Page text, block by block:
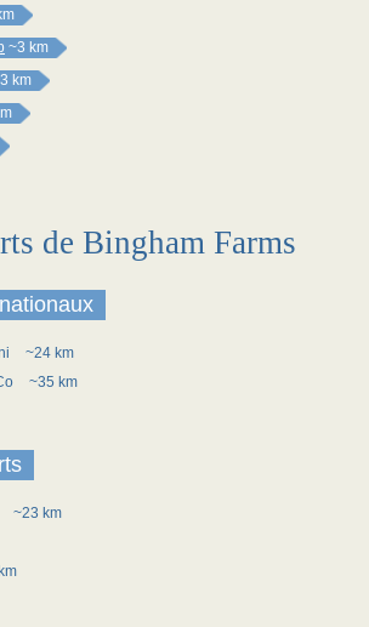
~3 km
km
de Bingham Farms
~24 km
~35 km
~23 km